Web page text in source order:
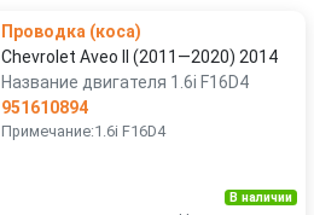
Проводка (коса)
Chevrolet Aveo II (2011—2020) 2014
Название двигателя 1.6i F16D4
951610894
Примечание:1.6i F16D4
В наличии